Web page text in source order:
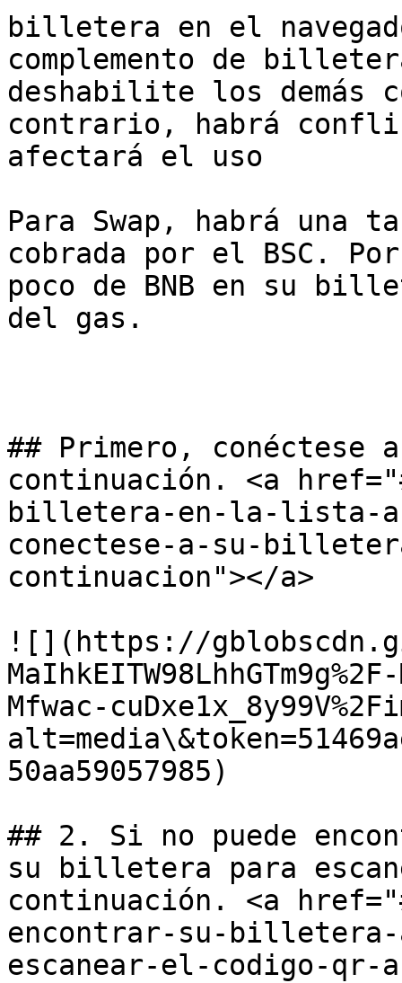
billetera en el
complemento de
deshabilite los demás
contrario, habrá
afectará el uso
Para Swap, habrá una
cobrada por el BSC.
poco de BNB en su
del gas.
## Primero,
continuación. <a
billetera-en-la-lista-
conectese-a-su-
continuacion"></a>
![](https://
Mfwac-
50aa59057985)
## 2. Si no puede
su billetera para
continuación. <a
encontrar-su-
escanear-el-codigo-